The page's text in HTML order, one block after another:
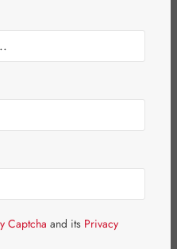
Captcha and its Privacy